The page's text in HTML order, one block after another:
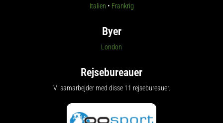
Italien • Frankrig
Byer
London
Rejsebureauer
Vi samarbejder med disse 11 rejsebureauer.